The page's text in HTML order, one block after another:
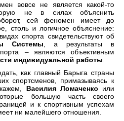
вовсе не является какой-то
не в силах объяснить
сей феномен имеет до
столь и логичное объяснение:
спорта свидетельствуют об
Системы, а результаты в
– являются объективным
индивидуальной работы.
как главный Барыга страны
спортсменов, примазываясь к
Василия Ломаченко или
большую часть своего
и к спортивным успехам
ни малейшего отношения.